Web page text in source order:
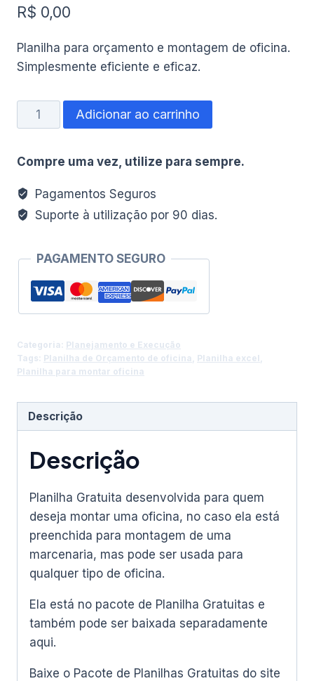
R$ 0,00
Planilha para orçamento e montagem de oficina.
Simplesmente eficiente e eficaz.
Planilha
Inventário
orçamento
para
montar
Oficina
Adicionar ao carrinho
Compre uma vez, utilize para sempre.
Pagamentos Seguros
Suporte à utilização por 90 dias.
PAGAMENTO SEGURO
Categoria: Planejamento e Execução
Tags: Planilha de Orçamento de oficina Planilha excel
Planilha para montar oficina
Descrição
Descrição
Planilha Gratuita desenvolvida para quem
deseja montar uma oficina, no caso ela está
preenchida para montagem de uma
marcenaria, mas pode ser usada para
qualquer tipo de oficina.
Ela está no pacote de Planilha Gratuitas e
também pode ser baixada separadamente
aqui.
Baixe o Pacote de Planilhas Gratuitas do site